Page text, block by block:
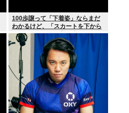
100歩譲って「下着姿」ならまだ
わかるけど、「スカートを下から
盗撮して写った下着写真」見て何
が楽しいんだ？